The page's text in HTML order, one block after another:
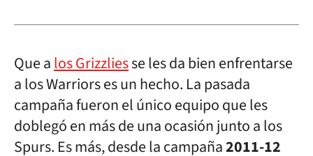
Que alos Grizzliesse les da bien enfrentarse
a los Warriors es un hecho. La pasada
campaña fueron el único equipo que les
doblegó en más de una ocasión junto a los
Spurs. Es más, desde la campaña2011-12